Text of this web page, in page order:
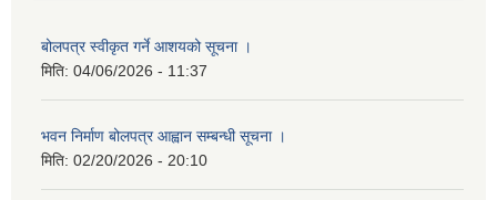
बोलपत्र स्वीकृत गर्ने आशयको सूचना ।
मिति: 04/06/2026 - 11:37
भवन निर्माण बोलपत्र आह्वान सम्बन्धी सूचना ।
मिति: 02/20/2026 - 20:10